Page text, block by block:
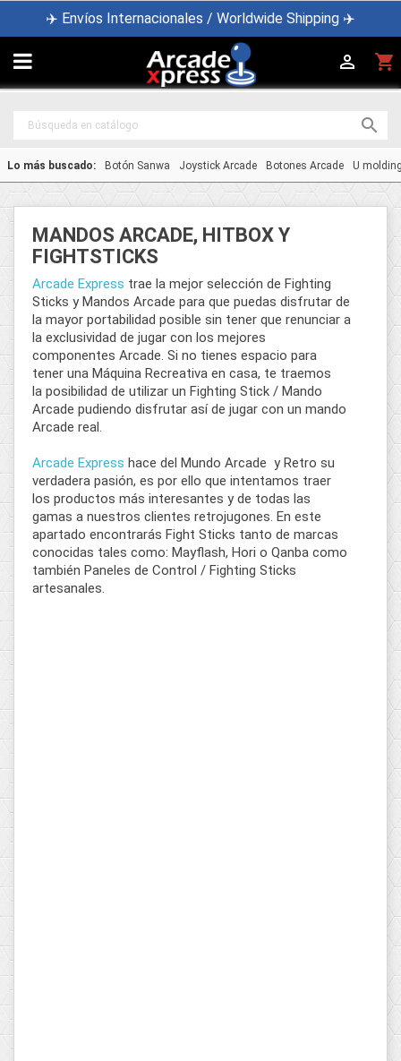
✈️ Envíos Internacionales / Worldwide Shipping ✈️
 shopping_cart


Lo más buscado: Botón Sanwa Joystick Arcade Botones Arcade U
MANDOS ARCADE, HITBOX Y
FIGHTSTICKS
Arcade Express trae la mejor selección de Fighting
Sticks y Mandos Arcade para que puedas disfrutar de
la mayor portabilidad posible sin tener que renunciar a
la exclusividad de jugar con los mejores
componentes Arcade. Si no tienes espacio para
tener una Máquina Recreativa en casa, te traemos
la posibilidad de utilizar un Fighting Stick / Mando
Arcade pudiendo disfrutar así de jugar con un mando
Arcade real.
Arcade Express hace del Mundo Arcade y Retro su
verdadera pasión, es por ello que intentamos traer
los productos más interesantes y de todas las
gamas a nuestros clientes retrojugones. En este
apartado encontrarás Fight Sticks tanto de marcas
conocidas tales como: Mayflash, Hori o Qanba como
también Paneles de Control / Fighting Sticks
artesanales.